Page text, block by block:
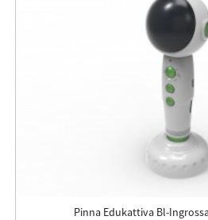
Pinna Edukattiva Bl-